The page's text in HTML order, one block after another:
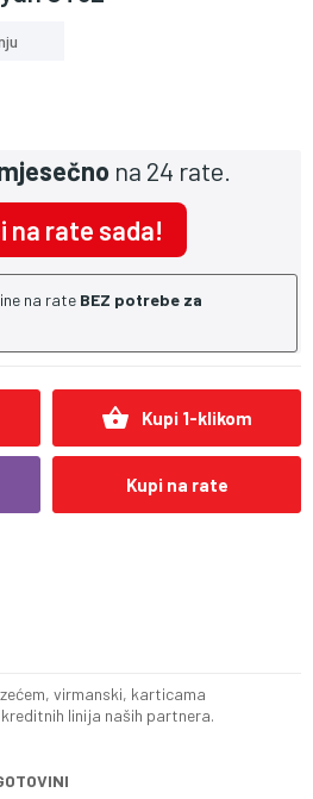
na 24 rate.
na rate sada!
na rate BEZ potrebe za
shopping_basket Kupi 1-klikom
Kupi na rate
virmanski, karticama
linija naših partnera.